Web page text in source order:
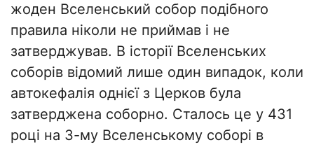
жоден Вселенський собор подібного
правила ніколи не приймав і не
затверджував. В історії Вселенських
соборів відомий лише один випадок, коли
автокефалія однієї з Церков була
затверджена соборно. Сталось це у 431
році на 3-му Вселенському соборі в